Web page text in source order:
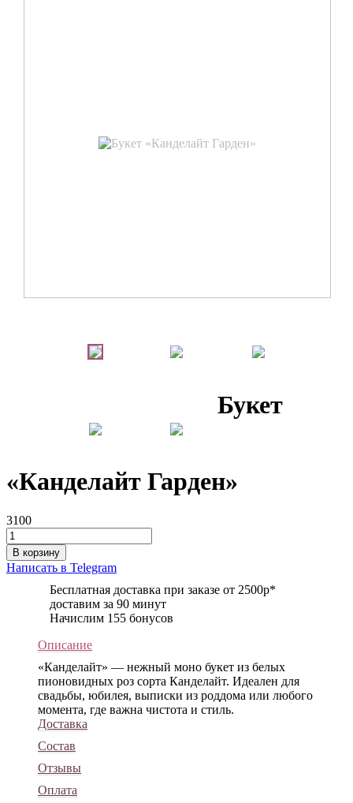
Букет
«Канделайт Гарден»
3100
В корзину
Написать в Telegram
Бесплатная доставка при заказе от 2500р*
доставим за 90 минут
Начислим 155 бонусов
Описание
«Канделайт» — нежный моно букет из белых
пионовидных роз сорта Канделайт. Идеален для
свадьбы, юбилея, выписки из роддома или любого
момента, где важна чистота и стиль.
Доставка
Состав
Отзывы
Оплата